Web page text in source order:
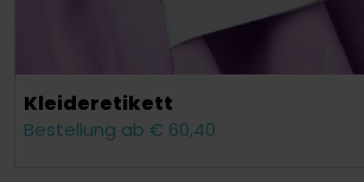
Kleider­etikett
Bestellung ab € 60,40